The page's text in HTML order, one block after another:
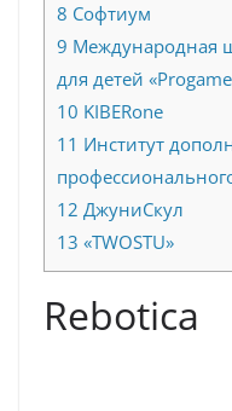
8 Софтиум
9 Международная
для детей
10 KIBERone
11 Институт
12 ДжуниСкул
13 «TWOSTU»
Rebotica